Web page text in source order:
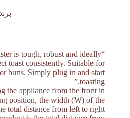
is tough, robust and ideally
toast consistently. Suitable for
buns. Simply plug in and start
toasting.”
the appliance from the front in
position, the width (W) of the
total distance from left to right;